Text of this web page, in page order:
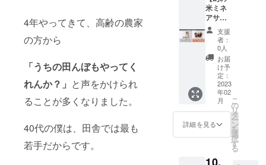
4年やってきて、高齢の農家
の方から
「うちの田んぼもやってく
れんか？」 と声をかけられ
ることが多くなりました。
40代の僕は、田舎では最も
若手だからです。
の「特
Ａ」評
価を得
まし
た。小
粒です
が甘
み・粘
りがあ
り、冷
めても
いと評
判のお
少なさ
から
「幻の
米」と
呼ばれ
る事も
ありま
す。令
和2年度
の食味
ランキ
ングに
おい
ては初
ぎの三
河秘伝
のうな
ぎめし
の素
セット
です。
お米は
標高約
400メー
トルの
中山間
地域で
のミネ
米ミネ
アサヒ
満喫
セット
⑤】
KINO
ファー
ムで栽
培した
減農薬
特別栽
培米ミ
ネアサ
ヒ5kg
と、昭
業の老
支援
者：
0人
お届
け予
定：
2023
年02
月
詳細を見る
こ
の
リ
タ
ー
ン
を
選
択
す
る